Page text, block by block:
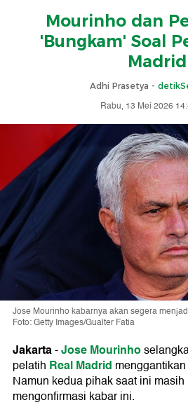
Mourinho dan
'Bungkam' Soal
Madrid
Adhi Prasetya -
Rabu, 13 Mei 2026
Jose Mourinho kabarnya akan segera
Foto: Getty Images/Gualter Fatia
Jakarta-Jose Mourinho
pelatih Real Madrid
Namun kedua pihak saat ini
mengonfirmasi kabar ini.